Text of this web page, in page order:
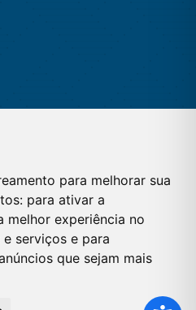
para melhorar sua
para ativar a
melhor experiência no
serviços e para
que sejam mais